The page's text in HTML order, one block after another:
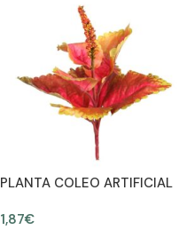
PLANTA COLEO ARTIFICIAL
1,87€